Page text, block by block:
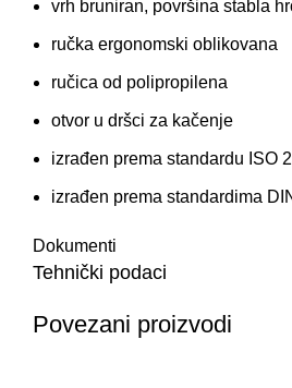
vrh bruniran, površina stabla
ručka ergonomski oblikovana
ručica od polipropilena
otvor u dršci za kačenje
izrađen prema standardu ISO
izrađen prema standardima
Dokumenti
Tehnički podaci
Povezani proizvodi